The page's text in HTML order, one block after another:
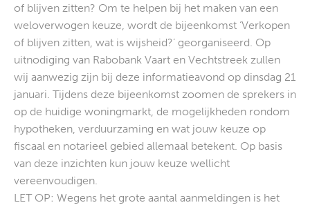
of blijven zitten? Om te helpen bij het maken van een
weloverwogen keuze, wordt de bijeenkomst ‘Verkopen
of blijven zitten, wat is wijsheid?’ georganiseerd. Op
uitnodiging van Rabobank Vaart en Vechtstreek zullen
wij aanwezig zijn bij deze informatieavond op dinsdag 21
januari. Tijdens deze bijeenkomst zoomen de sprekers in
op de huidige woningmarkt, de mogelijkheden rondom
hypotheken, verduurzaming en wat jouw keuze op
fiscaal en notarieel gebied allemaal betekent. Op basis
van deze inzichten kun jouw keuze wellicht
vereenvoudigen.
LET OP: Wegens het grote aantal aanmeldingen is het